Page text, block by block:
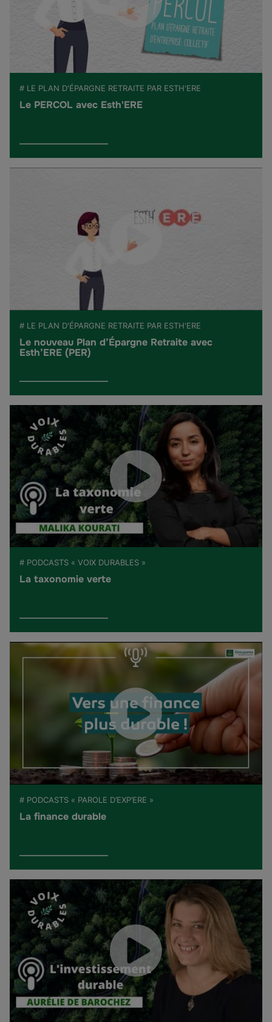
# LE PLAN D'ÉPARGNE RETRAITE PAR ESTH'ERE
Le PERCOL avec Esth'ERE
# LE PLAN D'ÉPARGNE RETRAITE PAR ESTH'ERE
Le nouveau Plan d’Épargne Retraite avec
Esth’ERE (PER)
# PODCASTS « VOIX DURABLES »
La taxonomie verte
# PODCASTS « PAROLE D’EXP’ERE »
La finance durable